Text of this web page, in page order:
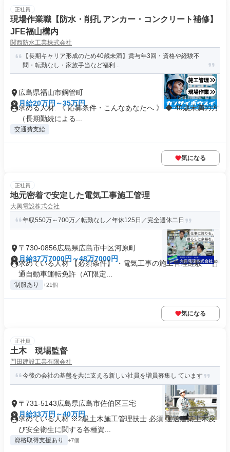
正社員
現場作業職【防水・削孔 アンカー・コンクリート補修】
JFE福山構内
関西防水工業株式会社
【長期キャリア形成のため40歳未満】賞与年3回・資格や経験不
問・転勤なし・家族手当など福利...
広島県福山市鋼管町
月給20万円～35万円
求める人材: 《 応募条件・こんなあなたへ 》 ◆ 40歳未満の方
（長期勤続による...
交通費支給
気になる
正社員
地元密着で安定した電気工事施工管理
大興電設株式会社
年収550万～700万／転勤なし／年休125日／完全週休二日
〒730-0856広島県広島市中区河原町
月給37万7000円～48万7000円
求めている人材 【必須条件】 ・電気工事の施工管理経験 ・普
通自動車運転免許（AT限定...
制服あり +21個
気になる
正社員
土木 現場監督
門田建設工業有限会社
今後の会社の基盤を共に支える新しい社員を増員募集し ています
〒731-5143広島県広島市佐伯区三宅
月給33万円～40万円
求めている人材 ※2級土木施工管理技士 必須 運送建築土木及
び安全衛生に関する各種資...
資格取得支援あり +7個